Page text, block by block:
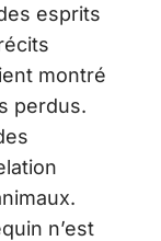
esprits
montré
perdus.
n’est